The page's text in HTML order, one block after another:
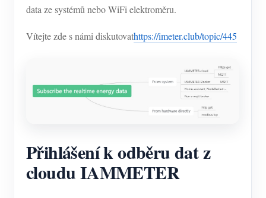
data ze systémů nebo WiFi elektroměru.
Vítejte zde s námi diskutovathttps://imeter.club/topic/445
Přihlášení k odběru dat z
cloudu IAMMETER